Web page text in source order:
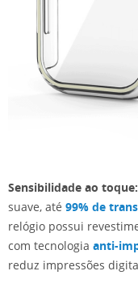
Sensibilidade ao toque:
suave, até 99% de
relógio possui
com tecnologia anti-
reduz impressões